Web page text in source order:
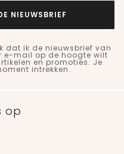
NIEUWSBRIEF
dat ik de nieuwsbrief van
e-mail op de hoogte wilt
en promoties. Je
intrekken.
op